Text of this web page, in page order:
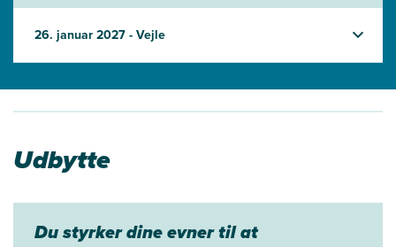
26. januar 2027 - Vejle
Udbytte
Du styrker dine evner til at